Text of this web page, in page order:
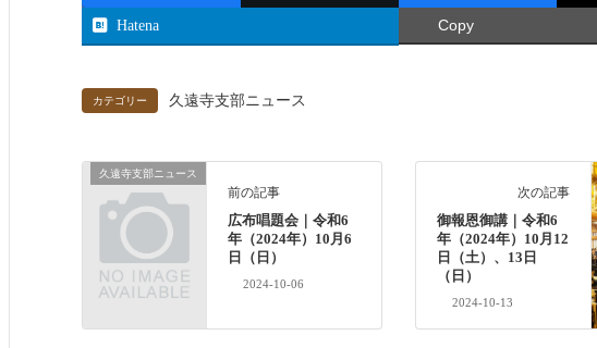
Hatena Copy
カテゴリー 久遠寺支部ニュース
久遠寺支部ニュース
前の記事
広布唱題会｜令和6
年（2024年）10月6
日（日）
2024-10-06
次の記事
御報恩御講｜令和6
年（2024年）10月12
日（土）、13日
（日）
2024-10-13